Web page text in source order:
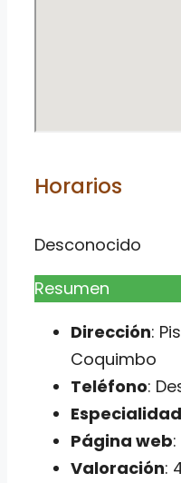
Horarios
Desconocido
Resumen
Dirección:
Coquimbo
Teléfono:
Especialidad
Página web:
Valoración: